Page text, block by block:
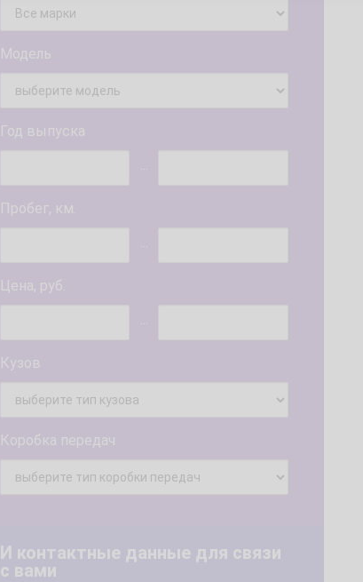
Модель
Год выпуска
...
Пробег, км.
...
Цена, руб.
...
Кузов
Коробка передач
И контактные данные для связи
с вами